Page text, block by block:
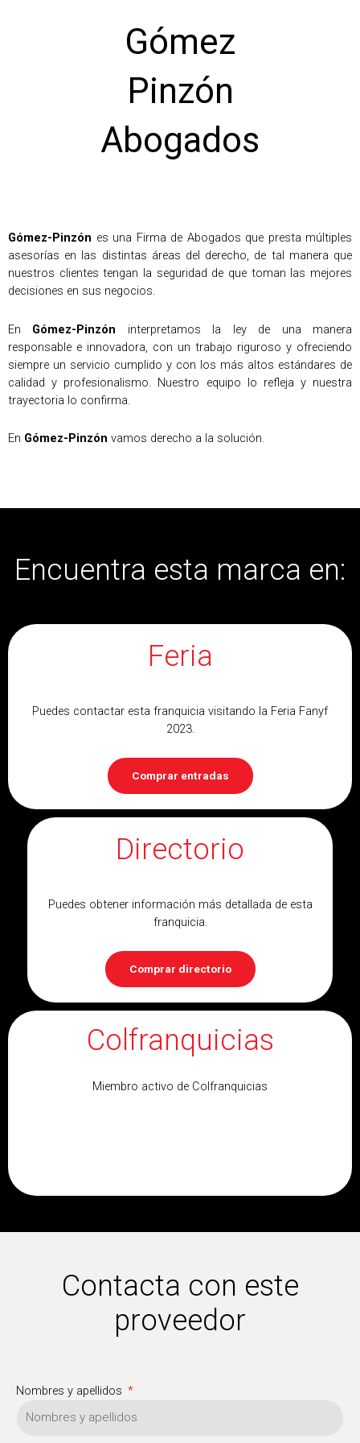
Gómez
Pinzón
Abogados
Gómez-Pinzón es una Firma de Abogados que presta múltiples
asesorías en las distintas áreas del derecho, de tal manera que
nuestros clientes tengan la seguridad de que toman las mejores
decisiones en sus negocios.
En Gómez-Pinzón interpretamos la ley de una manera
responsable e innovadora, con un trabajo riguroso y ofreciendo
siempre un servicio cumplido y con los más altos estándares de
calidad y profesionalismo. Nuestro equipo lo refleja y nuestra
trayectoria lo confirma.
En Gómez-Pinzón vamos derecho a la solución.
Encuentra esta marca en:
Feria
Puedes contactar esta franquicia visitando la Feria Fanyf
2023.
Comprar entradas
Directorio
Puedes obtener información más detallada de esta
franquicia.
Comprar directorio
Colfranquicias
Miembro activo de Colfranquicias
Contacta con este
proveedor
Nombres y apellidos